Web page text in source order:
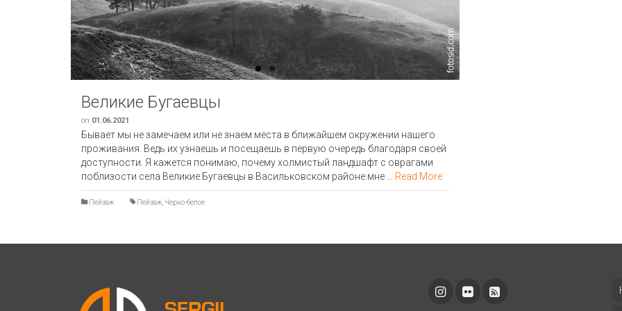
Великие Бугаевцы
on 01.06.2021
Бывает мы не замечаем или не знаем места в ближайшем окружении нашего
проживания. Ведь их узнаешь и посещаешь в первую очередь благодаря своей
доступности. Я кажется понимаю, почему холмистый ландшафт с оврагами
поблизости села Великие Бугаевцы в Васильковском районе мне … Read More
Пейзаж Пейзаж Черно-белое